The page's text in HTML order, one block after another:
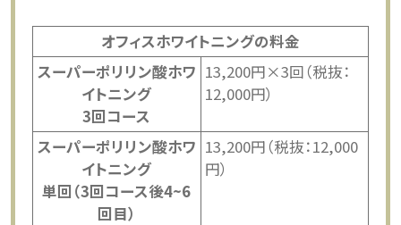
オフィスホワイトニングの料金
スーパーポリリン酸ホワ
イトニング
3回コース
13,200円×3回（税抜：
12,000円）
スーパーポリリン酸ホワ
イトニング
単回（3回コース後4~6
回目）
13,200円（税抜：12,000
円）